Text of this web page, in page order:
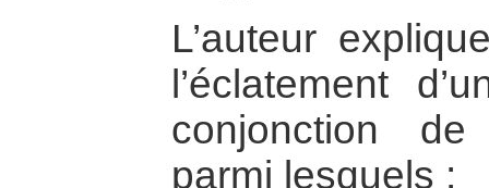
L’auteur
l’éclatement
conjonction
parmi lesquels :